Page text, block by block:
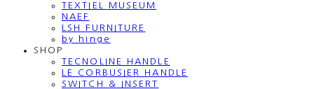
TEXTIEL MUSEUM
NAEF
LSH FURNITURE
by hinge
SHOP
TECNOLINE HANDLE
LE CORBUSIER HANDLE
SWITCH & INSERT